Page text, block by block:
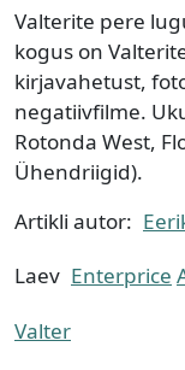
Valterite pere
kogus on
kirjavahetust,
negatiivfilme.
Rotonda West,
Ühendriigid).
Artikli autor:
Laev Enterprice
Valter